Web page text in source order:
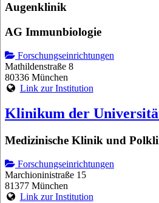
Augenklinik
AG Immunbiologie
Forschungseinrichtungen
Mathildenstraße 8
80336 München
Link zur Institution
Klinikum der
Medizinische Klinik und
Forschungseinrichtungen
Marchioninistraße 15
81377 München
Link zur Institution